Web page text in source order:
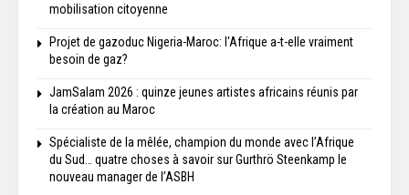
mobilisation citoyenne
Projet de gazoduc Nigeria-Maroc: l'Afrique a-t-elle vraiment
besoin de gaz?
JamSalam 2026 : quinze jeunes artistes africains réunis par
la création au Maroc
Spécialiste de la mêlée, champion du monde avec l’Afrique
du Sud… quatre choses à savoir sur Gurthrö Steenkamp le
nouveau manager de l’ASBH